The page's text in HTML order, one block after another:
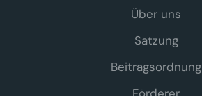
Über uns
Satzung
Beitragsordnung